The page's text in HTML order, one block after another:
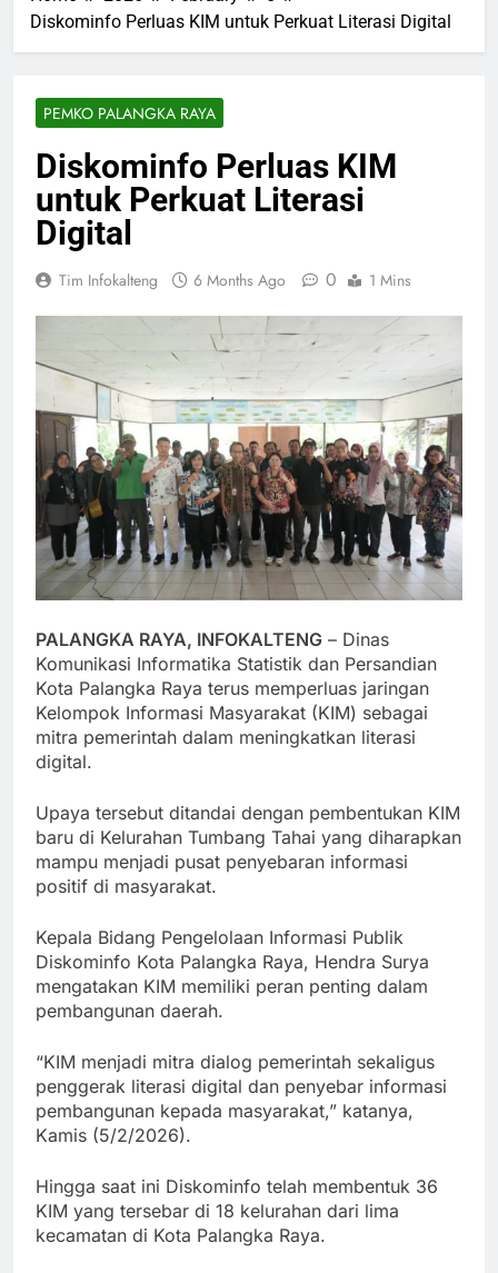
Diskominfo Perluas KIM untuk Perkuat Literasi Digital
PEMKO PALANGKA RAYA
Diskominfo Perluas KIM
untuk Perkuat Literasi
Digital
Tim Infokalteng 6 Months Ago 0 1 Mins
PALANGKA RAYA, INFOKALTENG – Dinas
Komunikasi Informatika Statistik dan Persandian
Kota Palangka Raya terus memperluas jaringan
Kelompok Informasi Masyarakat (KIM) sebagai
mitra pemerintah dalam meningkatkan literasi
digital.
Upaya tersebut ditandai dengan pembentukan KIM
baru di Kelurahan Tumbang Tahai yang diharapkan
mampu menjadi pusat penyebaran informasi
positif di masyarakat.
Kepala Bidang Pengelolaan Informasi Publik
Diskominfo Kota Palangka Raya, Hendra Surya
mengatakan KIM memiliki peran penting dalam
pembangunan daerah.
“KIM menjadi mitra dialog pemerintah sekaligus
penggerak literasi digital dan penyebar informasi
pembangunan kepada masyarakat,” katanya,
Kamis (5/2/2026).
Hingga saat ini Diskominfo telah membentuk 36
KIM yang tersebar di 18 kelurahan dari lima
kecamatan di Kota Palangka Raya.